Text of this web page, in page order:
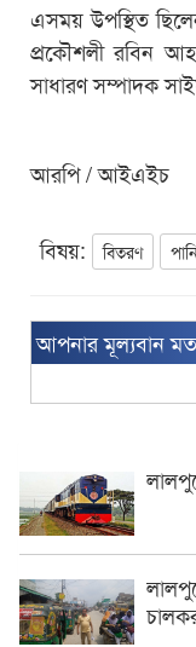
এসময় উপস্থিত
প্রকৌশলী রবিন
সাধারণ সম্পাদক
আরপি / আইএইচ
বিষয়: বিতরণ
আপনার মূল্যবান